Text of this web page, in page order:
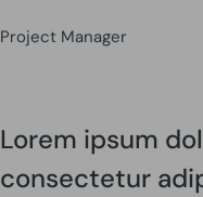
Project Manager
Lorem ipsum
consectetur